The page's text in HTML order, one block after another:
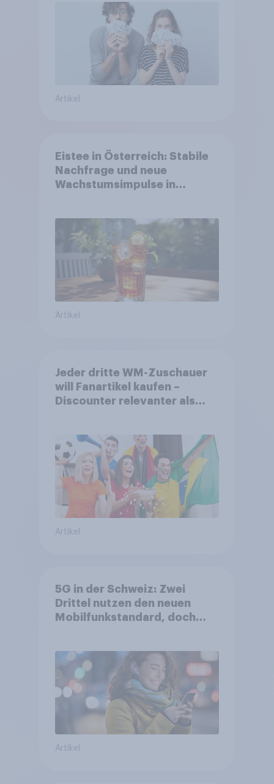
Artikel
Eistee in Österreich: Stabile
Nachfrage und neue
Wachstumsimpulse in
Artikel
Jeder dritte WM-Zuschauer
will Fanartikel kaufen –
Discounter relevanter als
Artikel
5G in der Schweiz: Zwei
Drittel nutzen den neuen
Mobilfunkstandard, doch
Artikel